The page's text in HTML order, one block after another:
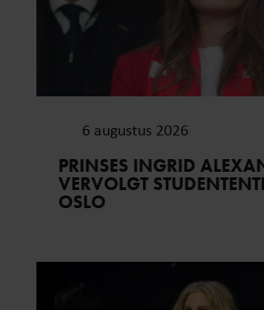
6 augustus 2026
PRINSES INGRID
VERVOLGT
OSLO